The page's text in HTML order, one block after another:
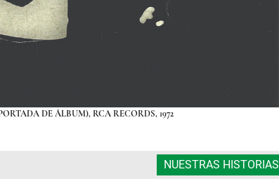
DE ÁLBUM), RCA RECORDS, 1972
NUESTRAS HISTORIAS